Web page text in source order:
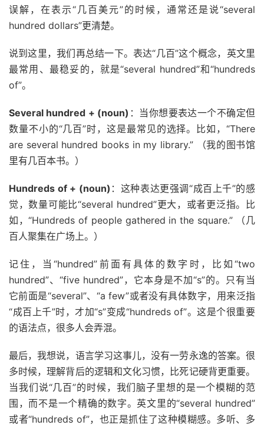
误解，在表示“几百美元”的时候，通常还是说“several
hundred dollars”更清楚。
说到这里，我们再总结一下。表达“几百”这个概念，英文里
最常用、最稳妥的，就是“several hundred”和“hundreds
of”。
Several hundred + (noun) ：当你想要表达一个不确定但
数量不小的“几百”时，这是最常见的选择。比如，“There
are several hundred books in my library.” （我的图书馆
里有几百本书。）
Hundreds of + (noun) ：这种表达更强调“成百上千”的感
觉，数量可能比“several hundred”更大，或者更泛指。比
如，“Hundreds of people gathered in the square.” （几
百人聚集在广场上。）
记住，当“hundred”前面有具体的数字时，比如“two
hundred”、“five hundred”，它本身是不加“s”的。只有当
它前面是“several”、“a few”或者没有具体数字，用来泛指
“成百上千”时，才加“s”变成“hundreds of”。这是个很重要
的语法点，很多人会弄混。
最后，我想说，语言学习这事儿，没有一劳永逸的答案。很
多时候，理解背后的逻辑和文化习惯，比死记硬背更重要。
当我们说“几百”的时候，我们脑子里想的是一个模糊的范
围，而不是一个精确的数字。英文里的“several hundred”
或者“hundreds of”，也正是抓住了这种模糊感。多听、多